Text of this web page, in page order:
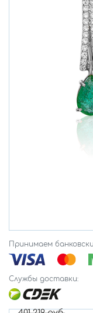
Принимаем
Службы доставки: